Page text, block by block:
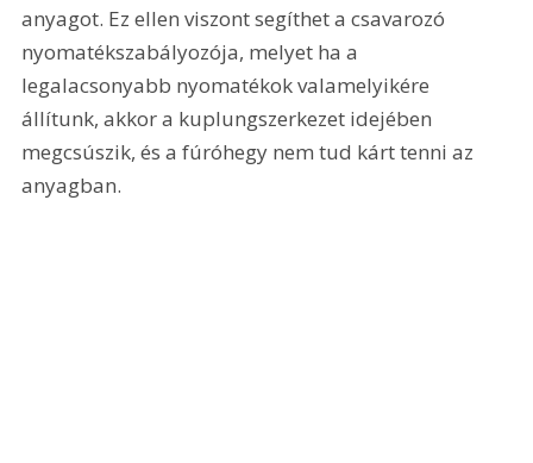
anyagot. Ez ellen viszont segíthet a csavarozó
nyomatékszabályozója, melyet ha a
legalacsonyabb nyomatékok valamelyikére
állítunk, akkor a kuplungszerkezet idejében
megcsúszik, és a fúróhegy nem tud kárt tenni az
anyagban.